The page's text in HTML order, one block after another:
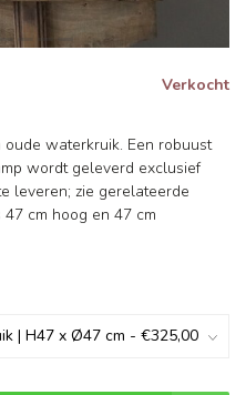
Verkocht
waterkruik. Een robuust
wordt geleverd exclusief
leveren; zie gerelateerde
cm hoog en 47 cm